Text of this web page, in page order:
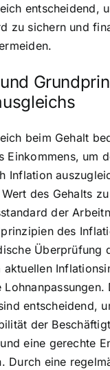
entscheidend,
zu sichern und
beim Gehalt
Einkommens, um
Inflation
des Gehalts
der
des
Überprüfung
aktuellen
Lohnanpassungen.
entscheidend,
der
eine gerechte
Durch eine